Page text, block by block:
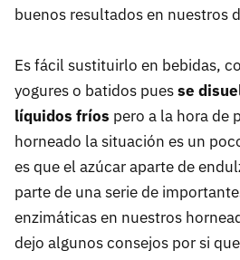
buenos resultados en nuestros
Es fácil sustituirlo en bebidas,
yogures o batidos puesse
líquidos fríos pero a la hora de
horneado la situación es un
es que el azúcar aparte de
parte de una serie de
enzimáticas en nuestros
dejo algunos consejos por si